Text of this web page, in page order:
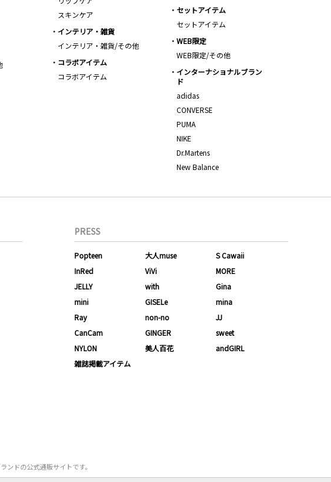
スキンケア
セットアイテム
セットアイテム
インテリア・雑貨
インテリア・雑貨/その他
WEB限定
WEB限定/その他
コラボアイテム
コラボアイテム
インターナショナルブラン
ド
adidas
CONVERSE
PUMA
NIKE
Dr.Martens
New Balance
PRESS
Popteen 大人muse
S Cawaii
InRed
ViVi
MORE
JELLY
with
Gina
mini
GISELe
mina
Ray
non-no
JJ
CanCam
GINGER
sweet
NYLON
美人百花
andGIRL
雑誌掲載アイテム
ンドの公式通販サイトです。